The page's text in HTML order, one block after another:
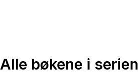
Alle bøkene i serien